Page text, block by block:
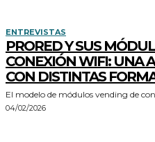
ENTREVISTAS
PRORED Y SUS
CONEXIÓN WIFI: UNA
CON DISTINTAS
El modelo de módulos vending de
04/02/2026